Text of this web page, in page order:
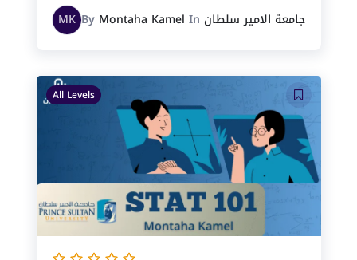
MK By Montaha Kamel In جامعة الامير سلطان
All Levels